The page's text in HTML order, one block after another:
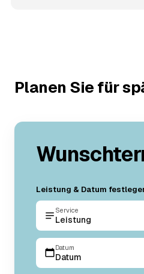
Planen Sie für
Leistung & Datum
Service
Leistung
Datum
Datum